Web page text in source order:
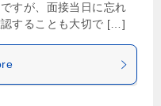
すが、面接当日に忘れ
することも大切で […]